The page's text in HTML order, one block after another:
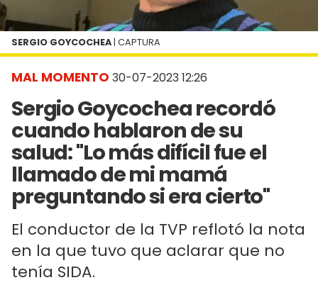
MAL MOMENTO 30-07-2023 12:26
Sergio Goycochea recordó
cuando hablaron de su
salud: "Lo más difícil fue el
llamado de mi mamá
preguntando si era cierto"
El conductor de la TVP reflotó la nota
en la que tuvo que aclarar que no
tenía SIDA.
SERGIO GOYCOCHEA | CAPTURA